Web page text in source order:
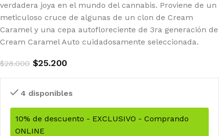
verdadera joya en el mundo del cannabis. Proviene de un
meticuloso cruce de algunas de un clon de Cream
Caramel y una cepa autofloreciente de 3ra generación de
Cream Caramel Auto cuidadosamente seleccionada.
$28.000 $25.200
4 disponibles
10% de descuento - EXCLUSIVO - Comprando
ONLINE